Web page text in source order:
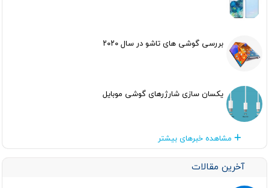
بررسی گوشی های تاشو در سال ۲۰۲۰
یکسان سازی شارژرهای گوشی موبایل
مشاهده خبرهای بیشتر
آخرین مقالات